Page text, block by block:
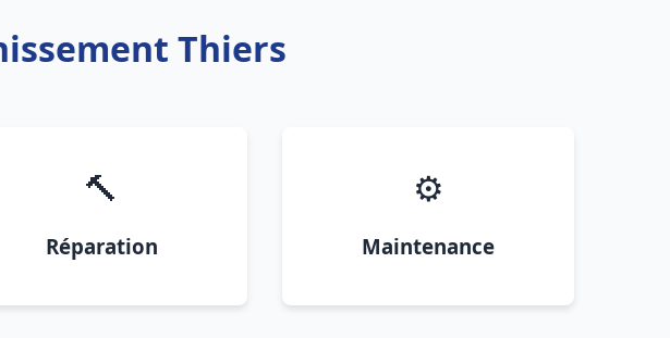
Thiers
🔨
Réparation
⚙️
Maintenance